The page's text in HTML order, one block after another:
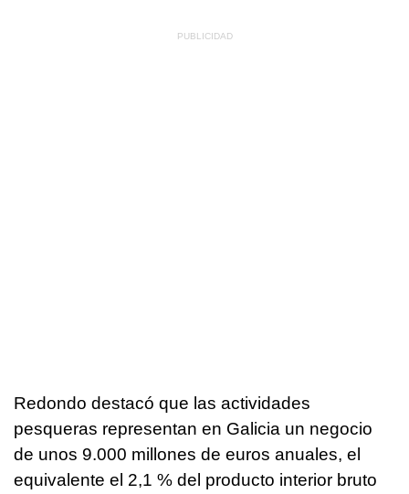
Redondo destacó que las actividades
pesqueras representan en Galicia un negocio
de unos 9.000 millones de euros anuales, el
equivalente el 2,1 % del producto interior bruto